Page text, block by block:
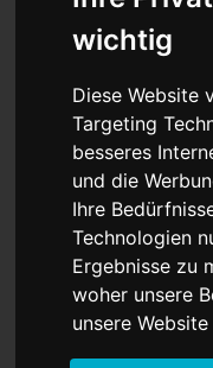
wichtig
Diese Website
Targeting
besseres
und die
Ihre
Technologien
Ergebnisse zu
woher unsere
unsere
UKM